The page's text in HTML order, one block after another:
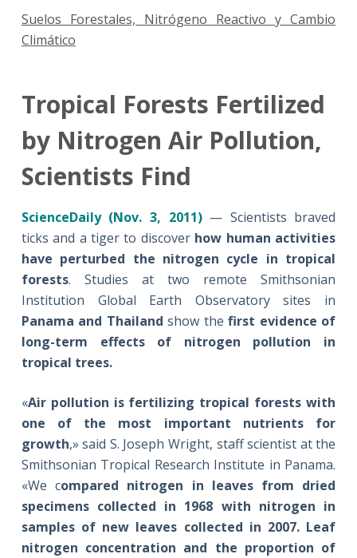
Suelos Forestales, Nitrógeno Reactivo y Cambio
Climático
Tropical Forests Fertilized
by Nitrogen Air Pollution,
Scientists Find
ScienceDaily (Nov. 3, 2011) — Scientists braved
ticks and a tiger to discover how human activities
have perturbed the nitrogen cycle in tropical
forests. Studies at two remote Smithsonian
Institution Global Earth Observatory sites in
Panama and Thailand show thefirst evidence of
long-term effects of nitrogen pollution in
tropical trees.
«Air pollution is fertilizing tropical forests with
one of the most important nutrients for
growth,» said S. Joseph Wright, staff scientist at the
Smithsonian Tropical Research Institute in Panama.
«We compared nitrogen in leaves from dried
specimens collected in 1968 with nitrogen in
samples of new leaves collected in 2007. Leaf
nitrogen concentration and the proportion of